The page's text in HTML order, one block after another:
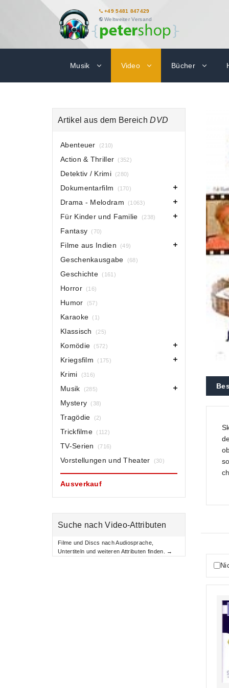
+49 5481 847429
Weltweiter Versand
Musik Video Bücher
Artikel aus dem BereichDVD
Abenteuer (210)
Action & Thriller (352)
Detektiv / Krimi (280)
Dokumentarfilm (170)
Drama - Melodram (1063)
Für Kinder und Familie (238)
Fantasy (70)
Filme aus Indien (49)
Geschenkausgabe (68)
Geschichte (161)
Horror (16)
Humor (57)
Karaoke (1)
Klassisch (25)
Komödie (572)
Kriegsfilm (175)
Krimi (316)
Musik (285)
Mystery (38)
Tragödie (2)
Trickfilme (112)
TV-Serien (716)
Vorstellungen und Theater (30)
Ausverkauf
Suche nach Video-Attributen
Filme und Discs nach Audiosprache,
Untertiteln und weiteren Attributen finden. →